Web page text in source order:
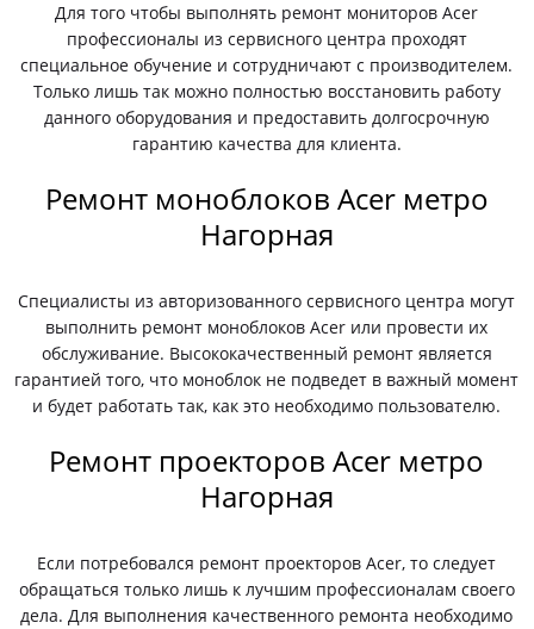
Для того чтобы выполнять ремонт мониторов Acer
профессионалы из сервисного центра проходят
специальное обучение и сотрудничают с производителем.
Только лишь так можно полностью восстановить работу
данного оборудования и предоставить долгосрочную
гарантию качества для клиента.
Ремонт моноблоков Acer метро
Нагорная
Специалисты из авторизованного сервисного центра могут
выполнить ремонт моноблоков Acer или провести их
обслуживание. Высококачественный ремонт является
гарантией того, что моноблок не подведет в важный момент
и будет работать так, как это необходимо пользователю.
Ремонт проекторов Acer метро
Нагорная
Если потребовался ремонт проекторов Acer, то следует
обращаться только лишь к лучшим профессионалам своего
дела. Для выполнения качественного ремонта необходимо